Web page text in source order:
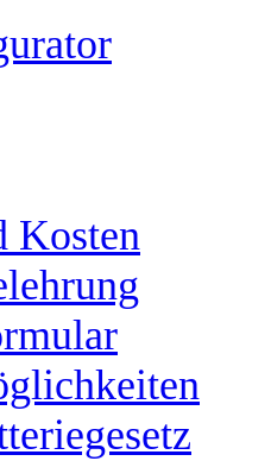
Kosten